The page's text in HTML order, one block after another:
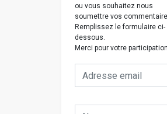
ou vous souhaitez nous
soumettre vos
Remplissez le formulaire ci-
dessous.
Merci pour votre